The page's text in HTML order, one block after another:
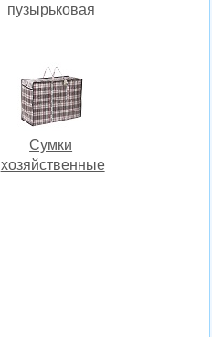
пузырьковая
Сумки
хозяйственные